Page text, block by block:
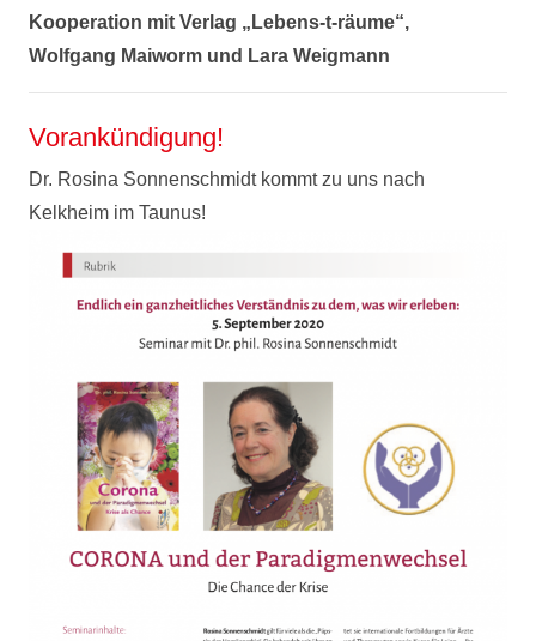
Kooperation mit Verlag „Lebens-t-räume“,
Wolfgang Maiworm und Lara Weigmann
Vorankündigung!
Dr. Rosina Sonnenschmidt kommt zu uns nach
Kelkheim im Taunus!